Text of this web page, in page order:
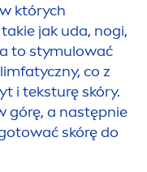
których
jak uda, nogi,
to stymulować
co z
i teksturę skóry.
górę, a następnie
skórę do